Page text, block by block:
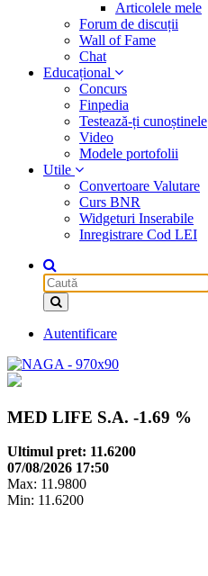
Articolele mele
Forum de discuții
Wall of Fame
Chat
Educațional
Concurs
Finpedia
Testează-ți cunoștinele
Video
Modele portofolii
Utile
Convertoare Valutare
Curs BNR
Widgeturi Inserabile
Inregistrare Cod LEI
Autentificare
MED LIFE S.A. -1.69 %
Ultimul pret: 11.6200
07/08/2026 17:50
Max: 11.9800
Min: 11.6200